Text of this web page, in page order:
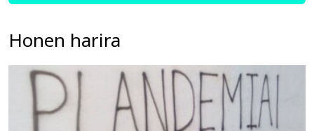
Honen harira